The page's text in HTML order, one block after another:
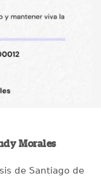
Morales
de Santiago de